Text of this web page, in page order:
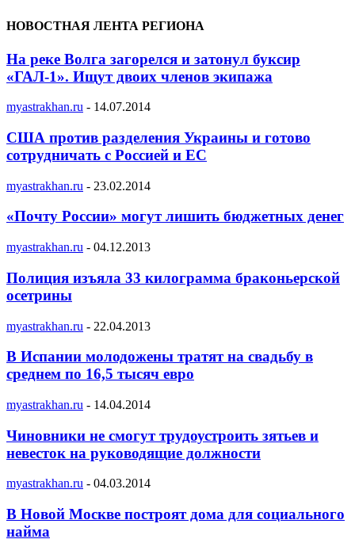
НОВОСТНАЯ ЛЕНТА РЕГИОНА
На реке Волга загорелся и затонул буксир
«ГАЛ-1». Ищут двоих членов экипажа
myastrakhan.ru - 14.07.2014
США против разделения Украины и готово
сотрудничать с Россией и ЕС
myastrakhan.ru - 23.02.2014
«Почту России» могут лишить бюджетных денег
myastrakhan.ru - 04.12.2013
Полиция изъяла 33 килограмма браконьерской
осетрины
myastrakhan.ru - 22.04.2013
В Испании молодожены тратят на свадьбу в
среднем по 16,5 тысяч евро
myastrakhan.ru - 14.04.2014
Чиновники не смогут трудоустроить зятьев и
невесток на руководящие должности
myastrakhan.ru - 04.03.2014
В Новой Москве построят дома для социального
найма